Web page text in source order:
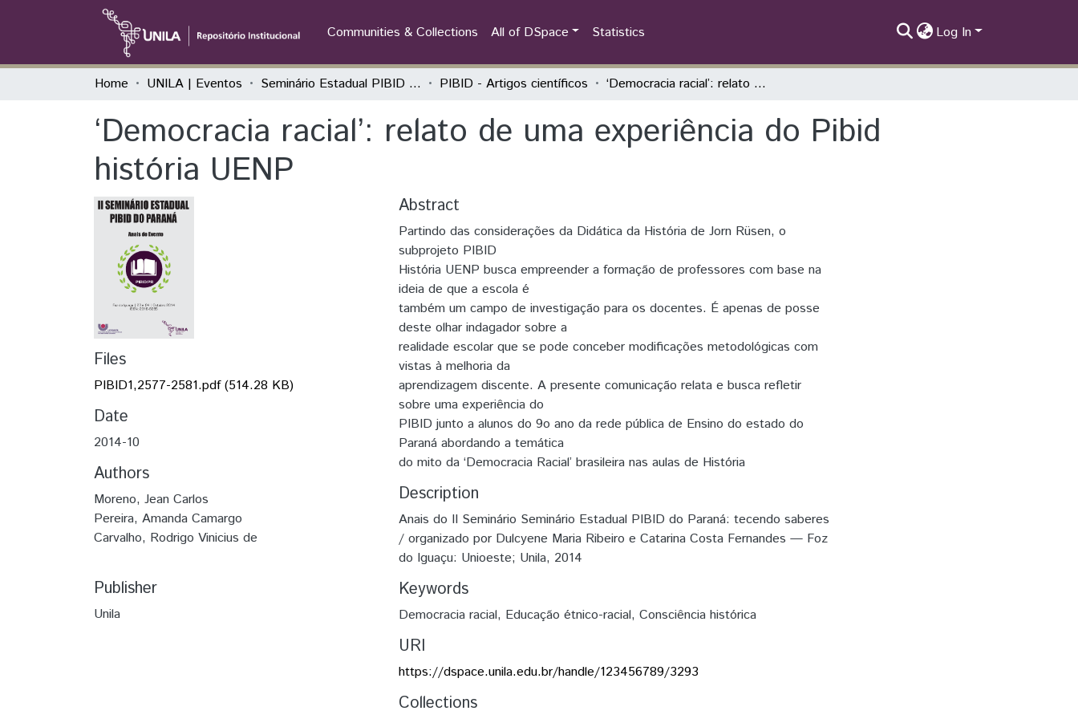
Communities & Collections All of DSpace Statistics Log In
Home UNILA | Eventos Seminário Estadual PIBID do Paraná: tecendo saberes (PIBID) PIBID - Artigos científicos ‘Democracia racial’: relato de uma experiência do Pibid história UENP
‘Democracia racial’: relato de uma experiência do Pibid
história UENP
Files
PIBID1,2577-2581.pdf(514.28 KB)
Date
2014-10
Authors
Moreno, Jean Carlos
Pereira, Amanda Camargo
Carvalho, Rodrigo Vinicius de
Publisher
Unila
Abstract
Partindo das considerações da Didática da História de Jorn Rüsen, o
subprojeto PIBID
História UENP busca empreender a formação de professores com base na
ideia de que a escola é
também um campo de investigação para os docentes. É apenas de posse
deste olhar indagador sobre a
realidade escolar que se pode conceber modificações metodológicas com
vistas à melhoria da
aprendizagem discente. A presente comunicação relata e busca refletir
sobre uma experiência do
PIBID junto a alunos do 9o ano da rede pública de Ensino do estado do
Paraná abordando a temática
do mito da ‘Democracia Racial’ brasileira nas aulas de História
Description
Anais do II Seminário Seminário Estadual PIBID do Paraná: tecendo saberes
/ organizado por Dulcyene Maria Ribeiro e Catarina Costa Fernandes — Foz
do Iguaçu: Unioeste; Unila, 2014
Keywords
Democracia racial, Educação étnico-racial, Consciência histórica
URI
https://dspace.unila.edu.br/handle/123456789/3293
Collections